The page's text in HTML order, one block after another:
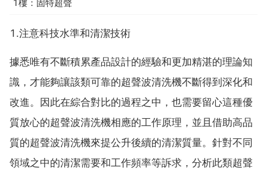
1樓：固特超聲
1.注意科技水準和清潔技術
據悉唯有不斷積累產品設計的經驗和更加精湛的理論知
識，才能夠讓該類可靠的超聲波清洗機不斷得到深化和
改進。因此在綜合對比的過程之中，也需要留心這種優
質放心的超聲波清洗機相應的工作原理，並且借助高品
質的超聲波清洗機來提公升後續的清潔質量。針對不同
領域之中的清潔需要和工作頻率等訴求，分析此類超聲